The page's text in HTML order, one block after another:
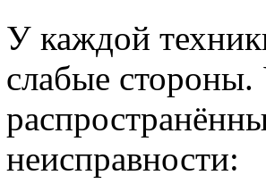
У каждой
слабые
неисправности: